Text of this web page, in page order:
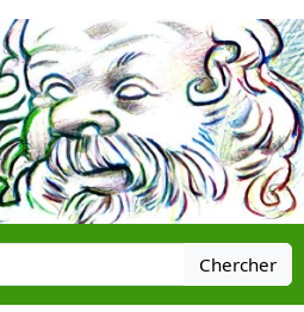
Chercher